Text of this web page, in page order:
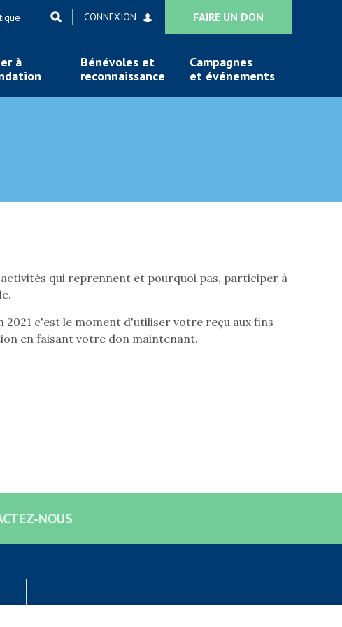
CONNEXION FAIRE UN DON
à
Bénévoles et
reconnaissance
Campagnes
et événements
qui reprennent et pourquoi pas, participer à
2021 c'est le moment d'utiliser votre reçu aux fins
en faisant votre don maintenant.
NOUS